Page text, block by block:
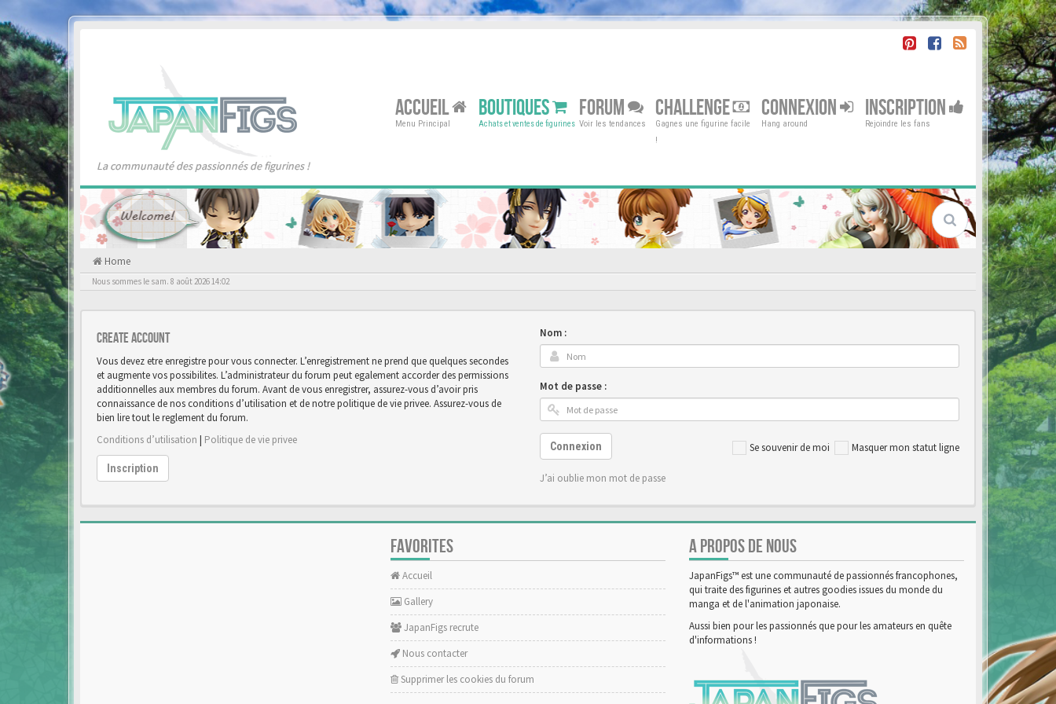
La communauté des passionnés de figurines !
ACCUEIL
Menu Principal
BOUTIQUES
Achats et ventes de figurines
FORUM
Voir les tendances
CHALLENGE
Gagnes une figurine facile
!
CONNEXION
Hang around
INSCRIPTION
Rejoindre les fans
Home
Nous sommes le sam. 8 août 2026 14:02
Create account
Vous devez etre enregistre pour vous connecter. L’enregistrement ne prend que quelques secondes
et augmente vos possibilites. L’administrateur du forum peut egalement accorder des permissions
additionnelles aux membres du forum. Avant de vous enregistrer, assurez-vous d’avoir pris
connaissance de nos conditions d’utilisation et de notre politique de vie privee. Assurez-vous de
bien lire tout le reglement du forum.
Conditions d’utilisation | Politique de vie privee
Inscription
Nom :
Mot de passe :
Se souvenir de moi Masquer mon statut ligne
Connexion
J’ai oublie mon mot de passe
FAVORITES
Accueil
Gallery
JapanFigs recrute
Nous contacter
Supprimer les cookies du forum
A PROPOS DE NOUS
JapanFigs™ est une communauté de passionnés francophones,
qui traite des figurines et autres goodies issues du monde du
manga et de l'animation japonaise.
Aussi bien pour les passionnés que pour les amateurs en quête
d'informations !